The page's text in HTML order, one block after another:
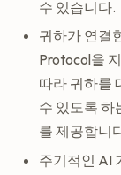
수 있습니다.
귀하가 연결
Protocol을
따라 귀하를
수 있도록 하
를 제공합니
주기적인 AI